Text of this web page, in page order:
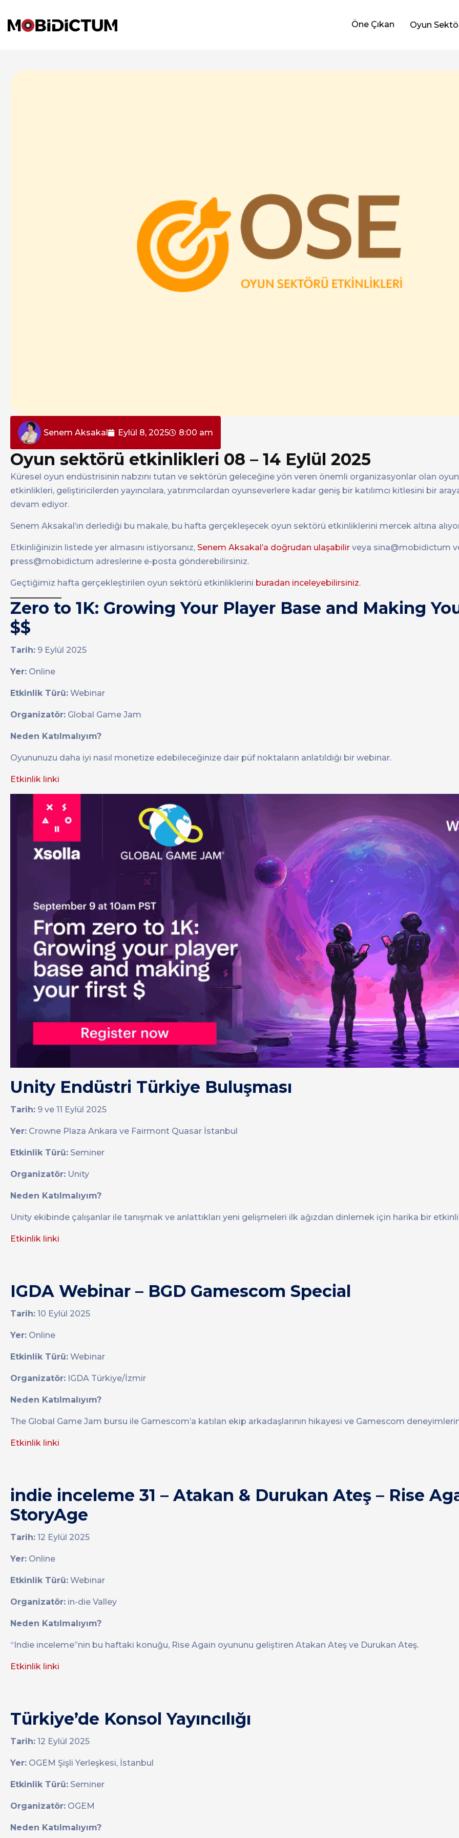
Öne Çıkan Oyun
Senem Aksakal Eylül 8, 2025 8:00 am
Oyun sektörü etkinlikleri 08 – 14 Eylül 2025
Küresel oyun endüstrisinin nabzını tutan ve sektörün geleceğine yön veren önemli organizasyonlar olan
etkinlikleri, geliştiricilerden yayıncılara, yatırımcılardan oyunseverlere kadar geniş bir katılımcı kitlesini bir
devam ediyor.
Senem Aksakal’ın derlediği bu makale, bu hafta gerçekleşecek oyun sektörü etkinliklerini mercek altına
Etkinliğinizin listede yer almasını istiyorsanız, Senem Aksakal’a doğrudan ulaşabilir veya sina@mobidictum
press@mobidictum adreslerine e-posta gönderebilirsiniz.
Geçtiğimiz hafta gerçekleştirilen oyun sektörü etkinliklerini buradan inceleyebilirsiniz.
Zero to 1K: Growing Your Player Base and Making
$$
Tarih: 9 Eylül 2025
Yer: Online
Etkinlik Türü: Webinar
Organizatör: Global Game Jam
Neden Katılmalıyım?
Oyununuzu daha iyi nasıl monetize edebileceğinize dair püf noktaların anlatıldığı bir webinar.
Etkinlik linki
Unity Endüstri Türkiye Buluşması
Tarih: 9 ve 11 Eylül 2025
Yer: Crowne Plaza Ankara ve Fairmont Quasar İstanbul
Etkinlik Türü: Seminer
Organizatör: Unity
Neden Katılmalıyım?
Unity ekibinde çalışanlar ile tanışmak ve anlattıkları yeni gelişmeleri ilk ağızdan dinlemek için harika bir
Etkinlik linki
IGDA Webinar – BGD Gamescom Special
Tarih: 10 Eylül 2025
Yer: Online
Etkinlik Türü: Webinar
Organizatör: IGDA Türkiye/İzmir
Neden Katılmalıyım?
The Global Game Jam bursu ile Gamescom’a katılan ekip arkadaşlarının hikayesi ve Gamescom
Etkinlik linki
indie inceleme 31 – Atakan & Durukan Ateş – Rise
StoryAge
Tarih: 12 Eylül 2025
Yer: Online
Etkinlik Türü: Webinar
Organizatör: in-die Valley
Neden Katılmalıyım?
“Indie inceleme”nin bu haftaki konuğu, Rise Again oyununu geliştiren Atakan Ateş ve Durukan Ateş.
Etkinlik linki
Türkiye’de Konsol Yayıncılığı
Tarih: 12 Eylül 2025
Yer: OGEM Şişli Yerleşkesi, İstanbul
Etkinlik Türü: Seminer
Organizatör: OGEM
Neden Katılmalıyım?